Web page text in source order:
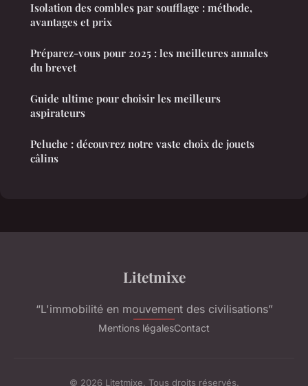
Isolation des combles par soufflage : méthode,
avantages et prix
Préparez-vous pour 2025 : les meilleures annales
du brevet
Guide ultime pour choisir les meilleurs
aspirateurs
Peluche : découvrez notre vaste choix de jouets
câlins
Litetmixe
“L'immobilité en mouvement des civilisations”
Mentions légalesContact
© 2026 Litetmixe. Tous droits réservés.